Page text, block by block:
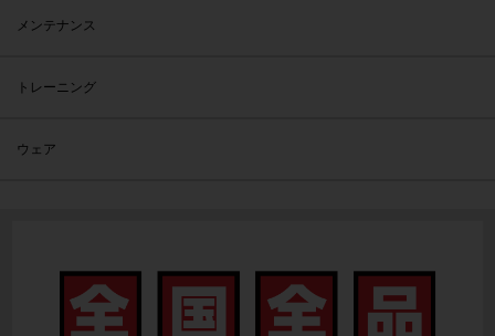
メンテナンス
トレーニング
ウェア